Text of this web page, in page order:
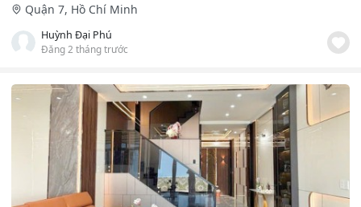
Quận 7, Hồ Chí Minh
Huỳnh Đại Phú
Đăng 2 tháng trước